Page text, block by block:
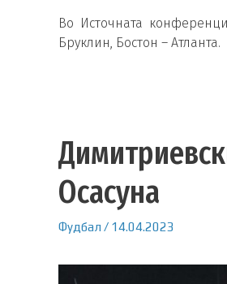
Во Источната
Бруклин, Бостон – Атланта.
Осасуна
Фудбал / 14.04.2023